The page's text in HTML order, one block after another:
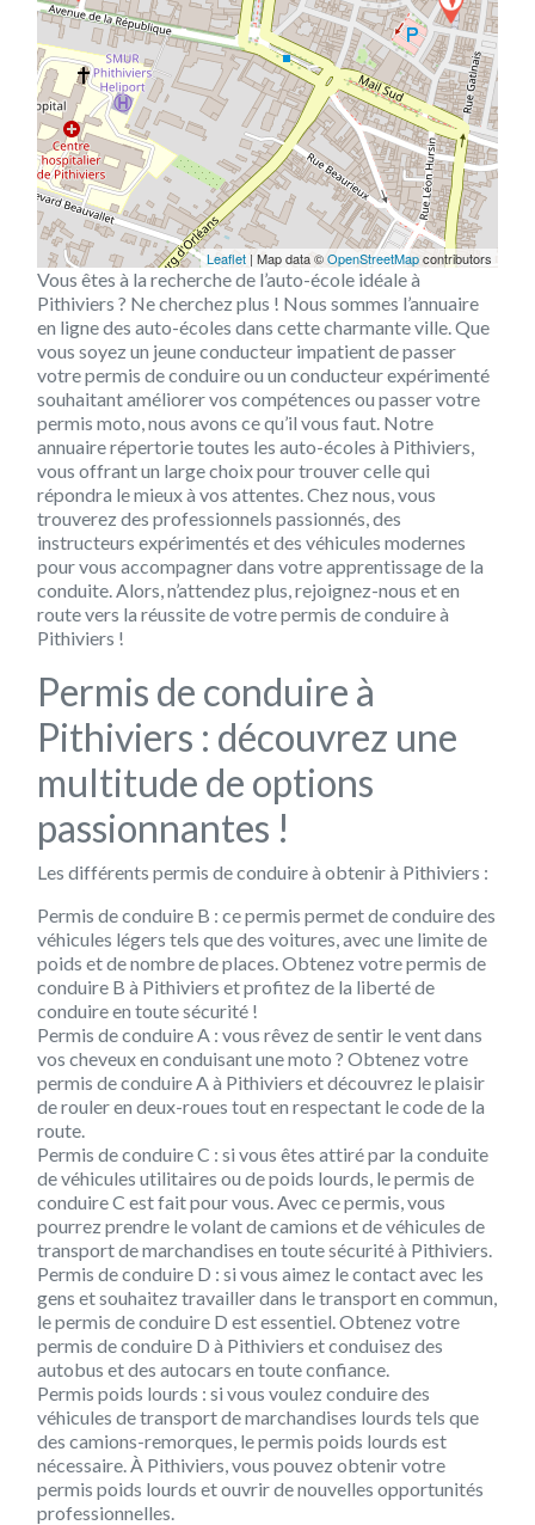
Leaflet | Map data ©OpenStreetMapcontributors
Vous êtes à la recherche de l’auto-école idéale à
Pithiviers ? Ne cherchez plus ! Nous sommes l’annuaire
en ligne des auto-écoles dans cette charmante ville. Que
vous soyez un jeune conducteur impatient de passer
votre permis de conduire ou un conducteur expérimenté
souhaitant améliorer vos compétences ou passer votre
permis moto, nous avons ce qu’il vous faut. Notre
annuaire répertorie toutes les auto-écoles à Pithiviers,
vous offrant un large choix pour trouver celle qui
répondra le mieux à vos attentes. Chez nous, vous
trouverez des professionnels passionnés, des
instructeurs expérimentés et des véhicules modernes
pour vous accompagner dans votre apprentissage de la
conduite. Alors, n’attendez plus, rejoignez-nous et en
route vers la réussite de votre permis de conduire à
Pithiviers !
Permis de conduire à
Pithiviers : découvrez une
multitude de options
passionnantes !
Les différents permis de conduire à obtenir à Pithiviers :
Permis de conduire B : ce permis permet de conduire des
véhicules légers tels que des voitures, avec une limite de
poids et de nombre de places. Obtenez votre permis de
conduire B à Pithiviers et profitez de la liberté de
conduire en toute sécurité !
Permis de conduire A : vous rêvez de sentir le vent dans
vos cheveux en conduisant une moto ? Obtenez votre
permis de conduire A à Pithiviers et découvrez le plaisir
de rouler en deux-roues tout en respectant le code de la
route.
Permis de conduire C : si vous êtes attiré par la conduite
de véhicules utilitaires ou de poids lourds, le permis de
conduire C est fait pour vous. Avec ce permis, vous
pourrez prendre le volant de camions et de véhicules de
transport de marchandises en toute sécurité à Pithiviers.
Permis de conduire D : si vous aimez le contact avec les
gens et souhaitez travailler dans le transport en commun,
le permis de conduire D est essentiel. Obtenez votre
permis de conduire D à Pithiviers et conduisez des
autobus et des autocars en toute confiance.
Permis poids lourds : si vous voulez conduire des
véhicules de transport de marchandises lourds tels que
des camions-remorques, le permis poids lourds est
nécessaire. À Pithiviers, vous pouvez obtenir votre
permis poids lourds et ouvrir de nouvelles opportunités
professionnelles.